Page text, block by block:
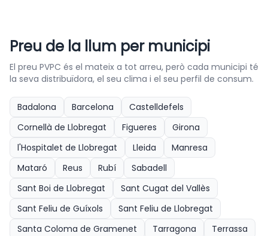
Preu de la llum per municipi
El preu PVPC és el mateix a tot arreu, però cada municipi té
la seva distribuïdora, el seu clima i el seu perfil de consum.
Badalona Barcelona
Castelldefels
Cornellà de Llobregat
Figueres
Girona
l'Hospitalet de Llobregat
Lleida
Manresa
Mataró
Reus Rubí
Sabadell
Sant Boi de Llobregat
Sant Cugat del Vallès
Sant Feliu de Guíxols
Sant Feliu de Llobregat
Santa Coloma de Gramenet
Tarragona
Terrassa